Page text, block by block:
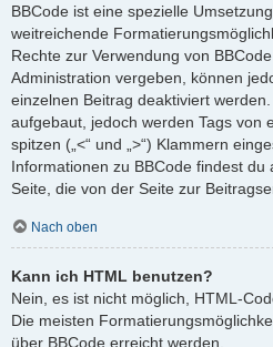
BBCode ist eine spezielle
weitreichende
Rechte zur Verwendung von
Administration vergeben, können
einzelnen Beitrag deaktiviert
aufgebaut, jedoch werden Tags von
spitzen („<“ und „>“) Klammern
Informationen zu BBCode findest du
Seite, die von der Seite zur
Nach oben
Kann ich HTML benutzen?
Nein, es ist nicht möglich, HTML-
Die meisten
über BBCode erreicht werden.